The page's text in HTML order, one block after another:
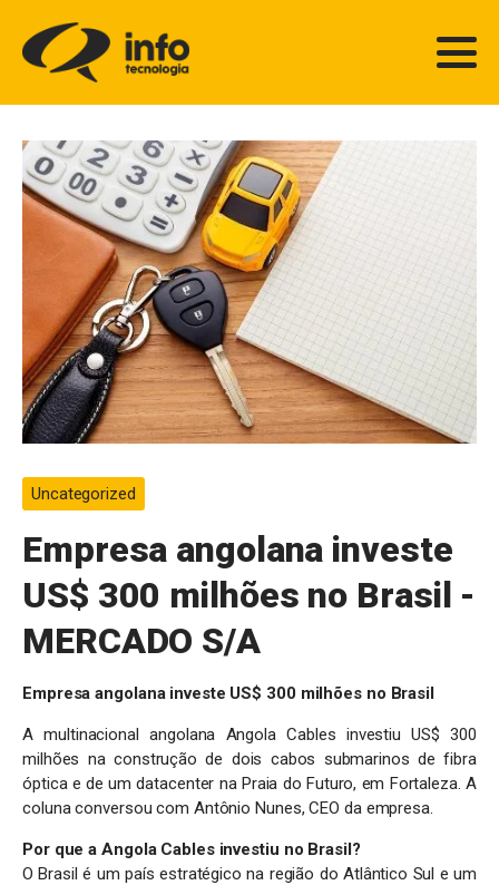
Uncategorized
Empresa angolana investe
US$ 300 milhões no Brasil -
MERCADO S/A
Empresa angolana investe US$ 300 milhões no Brasil
A multinacional angolana Angola Cables investiu US$ 300
milhões na construção de dois cabos submarinos de fibra
óptica e de um datacenter na Praia do Futuro, em Fortaleza. A
coluna conversou com Antônio Nunes, CEO da empresa.
Por que a Angola Cables investiu no Brasil?
O Brasil é um país estratégico na região do Atlântico Sul e um